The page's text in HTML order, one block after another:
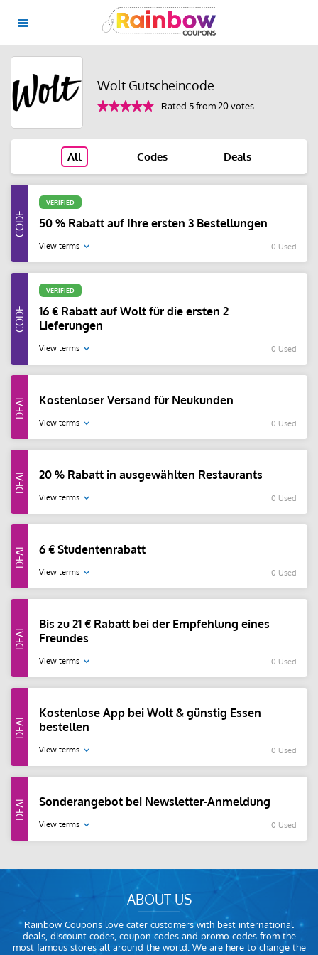
Wolt Gutscheincode
Rated 5 from 20 votes
All Codes Deals
VERIFIED
50 % Rabatt auf Ihre ersten 3 Bestellungen
View terms 0 Used
VERIFIED
16 € Rabatt auf Wolt für die ersten 2
Lieferungen
View terms 0 Used
Kostenloser Versand für Neukunden
View terms 0 Used
20 % Rabatt in ausgewählten Restaurants
View terms 0 Used
6 € Studentenrabatt
View terms 0 Used
Bis zu 21 € Rabatt bei der Empfehlung eines
Freundes
View terms 0 Used
Kostenlose App bei Wolt & günstig Essen
bestellen
View terms 0 Used
Sonderangebot bei Newsletter-Anmeldung
View terms 0 Used
ABOUT US
Rainbow Coupons love cater customers with best international
deals, discount codes, coupon codes and promo codes from the
most famous stores all around the world. We are here to change the